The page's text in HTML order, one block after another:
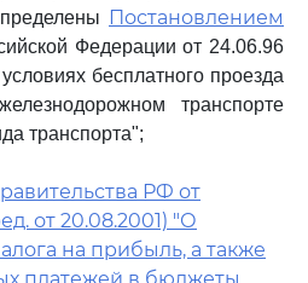
Постановлением
Федерации от 24.06.96
бесплатного проезда
транспорте
транспорта";
РФ от
от 20.08.2001) "О
на прибыль, а также